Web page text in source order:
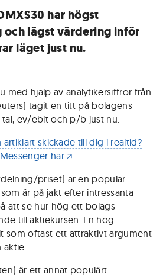
har högst
lägst värdering inför
läget just nu.
med hjälp av analytikersiffror från
tagit en titt på bolagens
ev/ebit och p/b just nu.
artiklart skickade till dig i realtid?
här
priset) är en populär
är på jakt efter intressanta
att se hur hög ett bolags
till aktiekursen. En hög
som oftast ett attraktivt argument
aktie.
är ett annat populärt